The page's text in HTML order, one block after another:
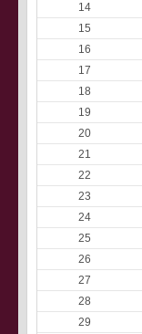
14
15
16
17
18
19
20
21
22
23
24
25
26
27
28
29